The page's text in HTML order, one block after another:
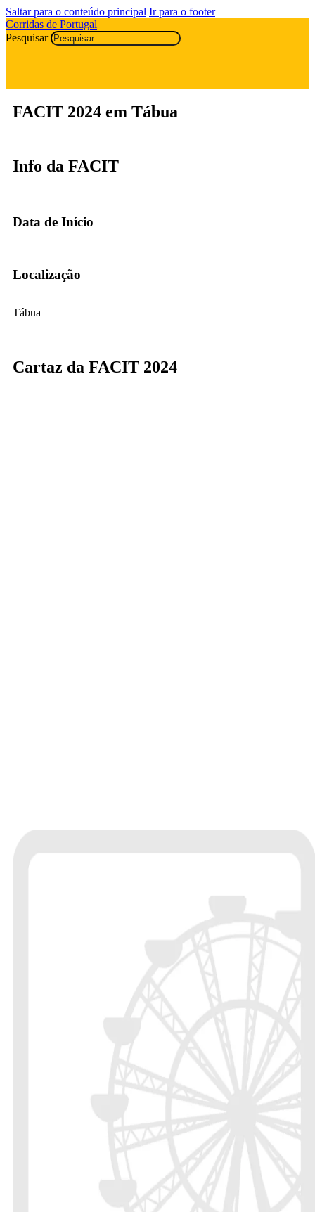
Saltar para o conteúdo principal Ir para o footer
Corridas de Portugal
Pesquisar
FACIT 2024 em Tábua
Info da FACIT
Data de Início
Localização
Tábua
Cartaz da FACIT 2024